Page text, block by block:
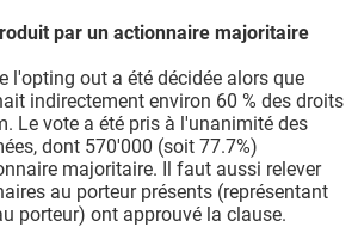
par un actionnaire majoritaire
l'opting out a été décidée alors que
indirectement environ 60 % des droits
Le vote a été pris à l'unanimité des
dont 570'000 (soit 77.7%)
majoritaire. Il faut aussi relever
au porteur présents (représentant
porteur) ont approuvé la clause.